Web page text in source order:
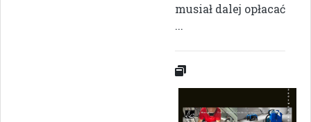
musiał dalej opłacać
...